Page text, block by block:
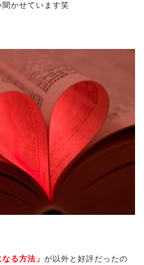
かせています笑
なる方法」が以外と好評だったの